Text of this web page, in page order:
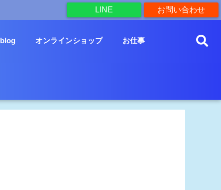
お問い合わせ
LINE
blog オンラインショップ お仕事